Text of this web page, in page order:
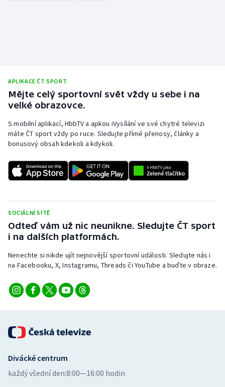
APLIKACE ČT SPORT
Mějte celý sportovní svět vždy u sebe i na
velké obrazovce.
S mobilní aplikací, HbbTV a apkou iVysílání ve své chytré televizi
máte ČT sport vždy po ruce. Sledujte přímé přenosy, články a
bonusový obsah kdekoli a kdykoli.
SOCIÁLNÍ SÍTĚ
Odteď vám už nic neunikne. Sledujte ČT sport
i na dalších platformách.
Nenechte si nikde ujít nejnovější sportovní události. Sledujte nás i
na Facebooku, X, Instagramu, Threads či YouTube a buďte v obraze.
Divácké centrum
každý všední den:8:00—16:00 hodin